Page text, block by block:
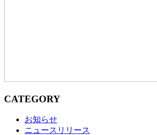
CATEGORY
お知らせ
ニュースリリース